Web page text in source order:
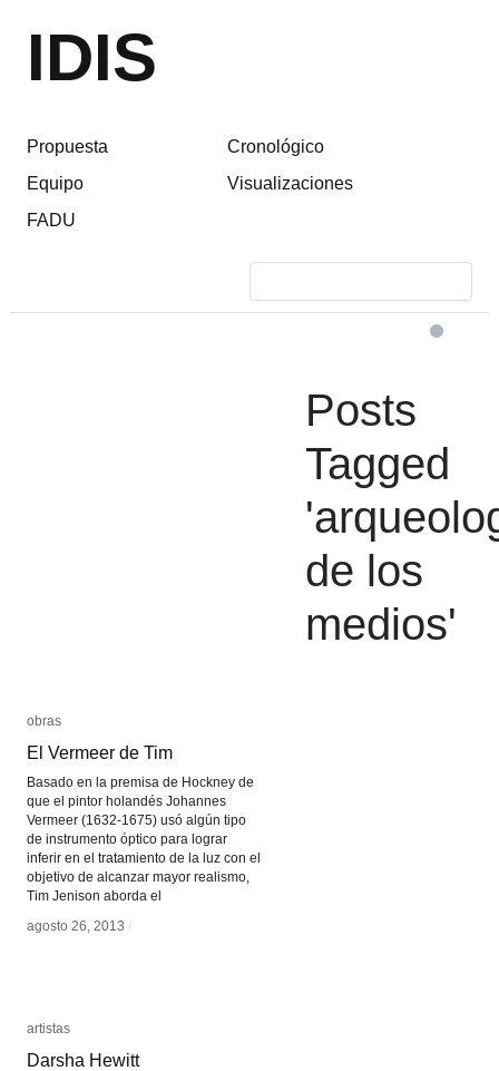
IDIS
Propuesta
Equipo
FADU
Cronológico
Visualizaciones
Posts
Tagged
'
de los
medios'
obras
El Vermeer de Tim
Basado en la premisa de Hockney de
que el pintor holandés Johannes
Vermeer (1632-1675) usó algún tipo
de instrumento óptico para lograr
inferir en el tratamiento de la luz con el
objetivo de alcanzar mayor realismo,
Tim Jenison aborda el
agosto 26, 2013 /
obras
El Vermeer de Tim
agosto 26, 2013 /
artistas
Darsha Hewitt
artistas
Darsha Hewitt